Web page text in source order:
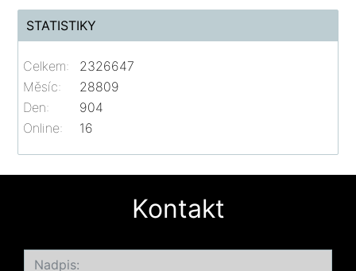
STATISTIKY
Online: 16
Celkem:
2326647
Měsíc:
28809
Den:
904
Kontakt